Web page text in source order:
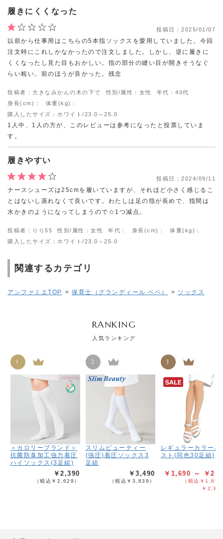
履きにくくなった
投稿日： 2025/01/07
以前から仕事用はこちらの5本指ソックスを愛用していました。今回
注文時にこれしかなかったので注文しました。しかし、逆に履きに
くくなったし見た目もおかしい。指の部分の縫い目が開きそうなぐ
らい粗い。前のほうが良かった。残念
投稿者：大きなみかんの木の下で 性別/属性：女性
年代：40代
身長(cm)：
体重(kg)：
購入したサイズ：ホワイト/23.0～25.0
1人中、1人の方が、このレビューは参考になったと投票していま
す。
履きやすい
投稿日： 2024/09/11
ナースシューズは25cmを履いていますが、それほど小さく感じるこ
とはないし蒸れなくて良いです。わたしは足の指が長めで、指間は
水かきのようになってしまうので☆1つ減点。
投稿者：りり55 性別/属性：女性 年代： 身長(cm)：
体重(kg)：
購入したサイズ：ホワイト/23.0～25.0
関連するカテゴリ
アンファミエTOP > 保育士（グランディール ベベ） > ソックス
RANKING
人気ランキング
1
＜カロリーブランド＞
抗菌防臭加工強力着圧
ハイソックス(3足組)
￥2,390
（税込￥2,629）
2
スリムビューティー
(強圧)着圧ソックス3
足組
￥3,490
（税込￥3,839）
3
レギュラーカラーパ
スト(同色30足組)
￥1,690 ～ ￥
（税込￥
￥